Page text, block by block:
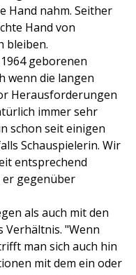
Hand nahm. Seither
Hand von
bleiben.
geborenen
wenn die langen
Herausforderungen
immer sehr
schon seit einigen
Schauspielerin. Wir
entsprechend
gegenüber
als auch mit den
Verhältnis. "Wenn
man sich auch hin
mit dem ein oder